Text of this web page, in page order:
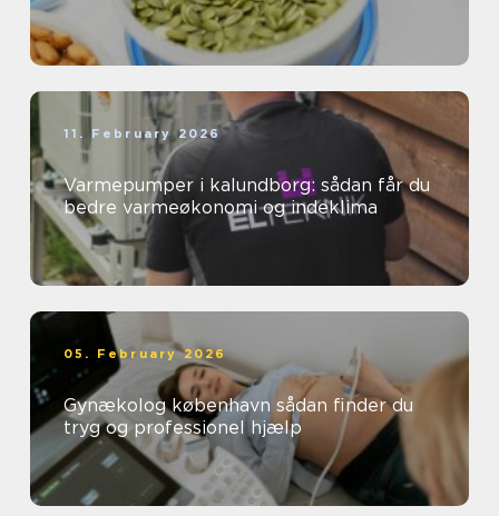
11. February 2026
Varmepumper i kalundborg: sådan får du
bedre varmeøkonomi og indeklima
05. February 2026
Gynækolog københavn sådan finder du
tryg og professionel hjælp